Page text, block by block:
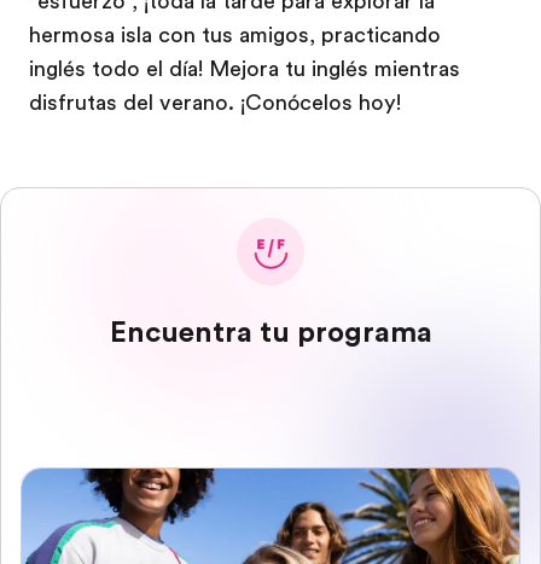
hermosa isla con tus amigos, practicando
inglés todo el día! Mejora tu inglés mientras
disfrutas del verano. ¡Conócelos hoy!
Encuentra tu programa